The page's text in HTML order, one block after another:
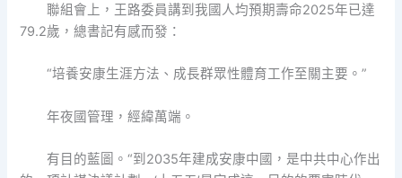
聯組會上，王路委員講到我國人均預期壽命2025年已達
79.2歲，總書記有感而發：
“培養安康生涯方法、成長群眾性體育工作至關主要。”
年夜國管理，經緯萬端。
有目的藍圖。“到2035年建成安康中國，是中共中心作出